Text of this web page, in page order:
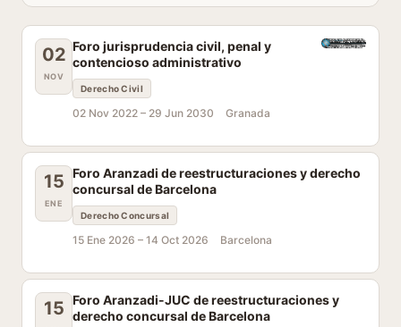
02
NOV
Foro jurisprudencia civil, penal y
contencioso administrativo
Derecho Civil
02 Nov 2022 – 29 Jun 2030 Granada
15
ENE
Foro Aranzadi de reestructuraciones y derecho
concursal de Barcelona
Derecho Concursal
15 Ene 2026 – 14 Oct 2026 Barcelona
15 Foro Aranzadi-JUC de reestructuraciones y
derecho concursal de Barcelona